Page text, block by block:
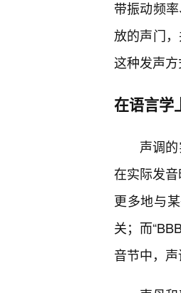
带振动频
放的声门
这种发声
在语言学
声调
在实际发
更多地与
关；而
音节中，